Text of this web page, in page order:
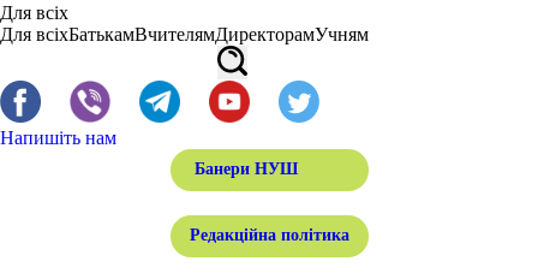
Для всіх
Для всіхБатькамВчителямДиректорамУчням
Напишіть нам
Банери НУШ
Редакційна політика